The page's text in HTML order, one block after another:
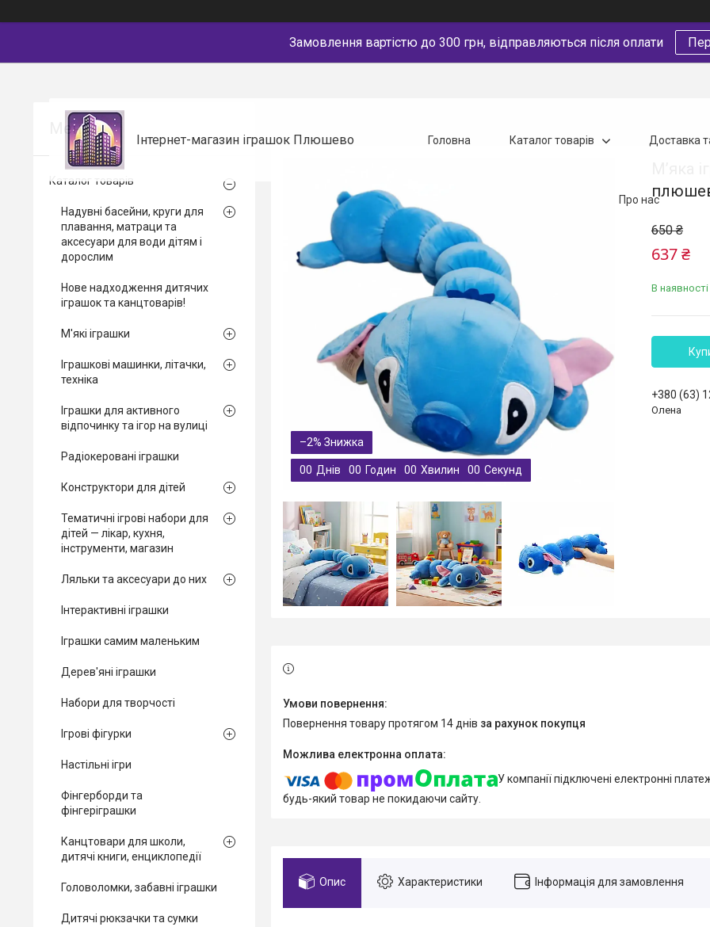
Замовлення вартістю до 300 грн, відправляються після оплати
Інтернет-магазин іграшок Плюшево Головна Каталог товарів Доставка
Про нас
–2%
00 Днів 00 Годин 00 Хвилин 00 Секунд
650 ₴
637 ₴
В наявності
+380 (63)
Олена
повернення товару протягом 14 днів за рахунок покупця
У компанії підключені електронні
будь-який товар не покидаючи сайту.
Опис Характеристики Інформація для замовлення
Каталог товарів
Надувні басейни, круги для
плавання, матраци та
аксесуари для води дітям і
дорослим
Нове надходження дитячих
іграшок та канцтоварів!
М'які іграшки
Іграшкові машинки, літачки,
техніка
Іграшки для активного
відпочинку та ігор на вулиці
Радіокеровані іграшки
Конструктори для дітей
Тематичні ігрові набори для
дітей — лікар, кухня,
інструменти, магазин
Ляльки та аксесуари до них
Інтерактивні іграшки
Іграшки самим маленьким
Дерев'яні іграшки
Набори для творчості
Ігрові фігурки
Настільні ігри
Фінгерборди та
фінгеріграшки
Канцтовари для школи,
дитячі книги, енциклопедії
Головоломки, забавні іграшки
Дитячі рюкзачки та сумки